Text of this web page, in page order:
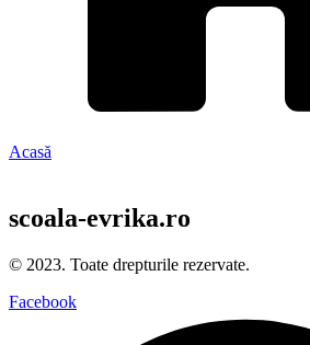
Acasă
scoala-evrika.ro
© 2023. Toate drepturile rezervate.
Facebook